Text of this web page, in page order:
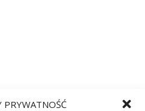
PRYWATNOŚĆ